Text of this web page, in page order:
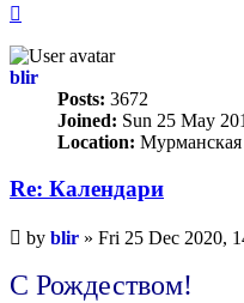
blir
Posts: 3672
Joined: Sun 25 May
Location: Мурманская
Re: Календари
Unread
post
by blir » Fri 25 Dec 2020,
С Рождеством!